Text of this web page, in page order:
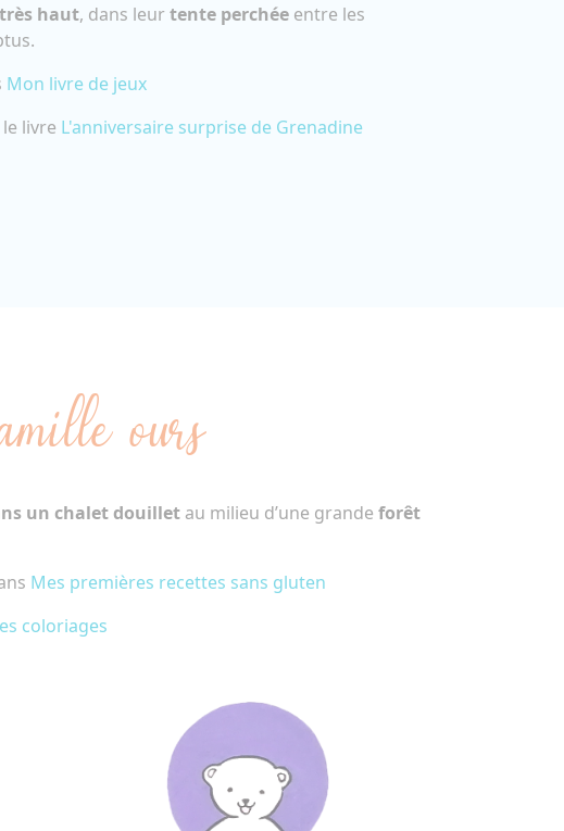
haut, dans leurtente perchée entre les
Mon livre de jeux
livre L'anniversaire surprise de Grenadine
ours
un chalet douillet au milieu d’une grande forêt
Mes premières recettes sans gluten
coloriages